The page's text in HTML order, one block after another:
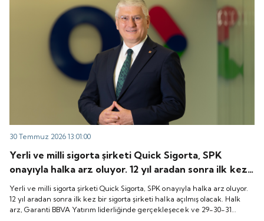
30 Temmuz 2026 13:01:00
Yerli ve milli sigorta şirketi Quick Sigorta, SPK
onayıyla halka arz oluyor. 12 yıl aradan sonra ilk kez
bir sigorta şirketi halka açılmış olacak. Halk arz,
Garanti BBVA Yatırım liderliğinde gerçekleşecek ve
29-30-31 Temmuz 2026 tarihlerinde talep
Yerli ve milli sigorta şirketi Quick Sigorta, SPK onayıyla halka arz oluyor.
12 yıl aradan sonra ilk kez bir sigorta şirketi halka açılmış olacak. Halk
arz, Garanti BBVA Yatırım liderliğinde gerçekleşecek ve 29-30-31